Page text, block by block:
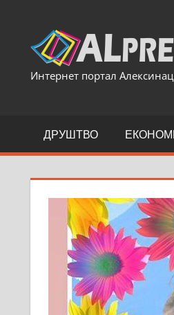
content
Интернет портал Алексинац
ДРУШТВО